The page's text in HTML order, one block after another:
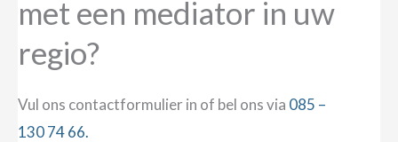
met een mediator in uw
regio?
Vul ons contactformulier in of bel ons via 085 –
130 74 66.